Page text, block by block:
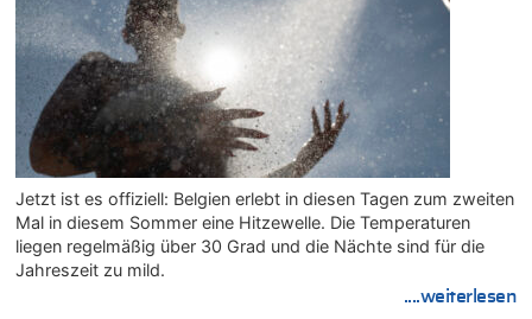
Jetzt ist es offiziell: Belgien erlebt in diesen Tagen zum zweiten
Mal in diesem Sommer eine Hitzewelle. Die Temperaturen
liegen regelmäßig über 30 Grad und die Nächte sind für die
Jahreszeit zu mild.
....weiterlesen